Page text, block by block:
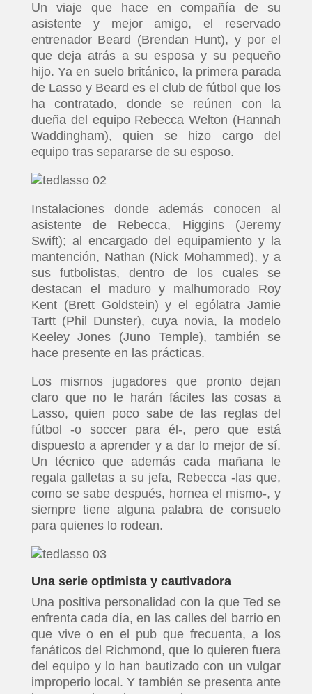
Un viaje que hace en compañía de su
asistente y mejor amigo, el reservado
entrenador Beard (Brendan Hunt), y por el
que deja atrás a su esposa y su pequeño
hijo. Ya en suelo británico, la primera parada
de Lasso y Beard es el club de fútbol que los
ha contratado, donde se reúnen con la
dueña del equipo Rebecca Welton (Hannah
Waddingham), quien se hizo cargo del
equipo tras separarse de su esposo.
Instalaciones donde además conocen al
asistente de Rebecca, Higgins (Jeremy
Swift); al encargado del equipamiento y la
mantención, Nathan (Nick Mohammed), y a
sus futbolistas, dentro de los cuales se
destacan el maduro y malhumorado Roy
Kent (Brett Goldstein) y el ególatra Jamie
Tartt (Phil Dunster), cuya novia, la modelo
Keeley Jones (Juno Temple), también se
hace presente en las prácticas.
Los mismos jugadores que pronto dejan
claro que no le harán fáciles las cosas a
Lasso, quien poco sabe de las reglas del
fútbol -o soccer para él-, pero que está
dispuesto a aprender y a dar lo mejor de sí.
Un técnico que además cada mañana le
regala galletas a su jefa, Rebecca -las que,
como se sabe después, hornea el mismo-, y
siempre tiene alguna palabra de consuelo
para quienes lo rodean.
Una serie optimista y cautivadora
Una positiva personalidad con la que Ted se
enfrenta cada día, en las calles del barrio en
que vive o en el pub que frecuenta, a los
fanáticos del Richmond, que lo quieren fuera
del equipo y lo han bautizado con un vulgar
improperio local. Y también se presenta ante